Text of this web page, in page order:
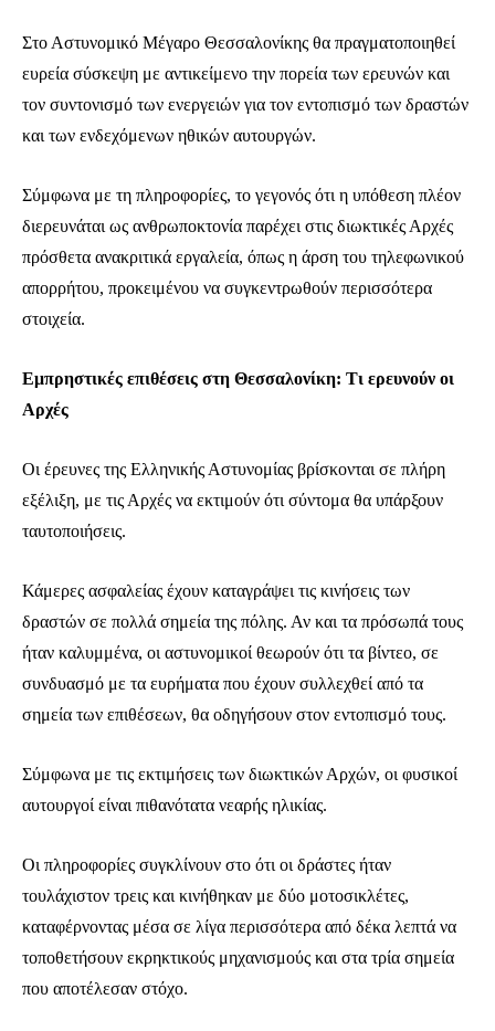
Στο Αστυνομικό Μέγαρο Θεσσαλονίκης θα πραγματοποιηθεί
ευρεία σύσκεψη με αντικείμενο την πορεία των ερευνών και
τον συντονισμό των ενεργειών για τον εντοπισμό των δραστών
και των ενδεχόμενων ηθικών αυτουργών.
Σύμφωνα με τη πληροφορίες, το γεγονός ότι η υπόθεση πλέον
διερευνάται ως ανθρωποκτονία παρέχει στις διωκτικές Αρχές
πρόσθετα ανακριτικά εργαλεία, όπως η άρση του τηλεφωνικού
απορρήτου, προκειμένου να συγκεντρωθούν περισσότερα
στοιχεία.
Εμπρηστικές επιθέσεις στη Θεσσαλονίκη: Τι ερευνούν οι
Αρχές
Οι έρευνες της Ελληνικής Αστυνομίας βρίσκονται σε πλήρη
εξέλιξη, με τις Αρχές να εκτιμούν ότι σύντομα θα υπάρξουν
ταυτοποιήσεις.
Κάμερες ασφαλείας έχουν καταγράψει τις κινήσεις των
δραστών σε πολλά σημεία της πόλης. Αν και τα πρόσωπά τους
ήταν καλυμμένα, οι αστυνομικοί θεωρούν ότι τα βίντεο, σε
συνδυασμό με τα ευρήματα που έχουν συλλεχθεί από τα
σημεία των επιθέσεων, θα οδηγήσουν στον εντοπισμό τους.
Σύμφωνα με τις εκτιμήσεις των διωκτικών Αρχών, οι φυσικοί
αυτουργοί είναι πιθανότατα νεαρής ηλικίας.
Οι πληροφορίες συγκλίνουν στο ότι οι δράστες ήταν
τουλάχιστον τρεις και κινήθηκαν με δύο μοτοσικλέτες,
καταφέρνοντας μέσα σε λίγα περισσότερα από δέκα λεπτά να
τοποθετήσουν εκρηκτικούς μηχανισμούς και στα τρία σημεία
που αποτέλεσαν στόχο.